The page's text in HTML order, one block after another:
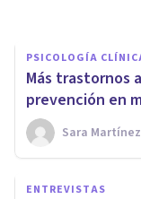
PSICOLOGÍA
Más trastornos
prevención en
Sara Martínez
ENTREVISTAS
PSICOLOGÍA